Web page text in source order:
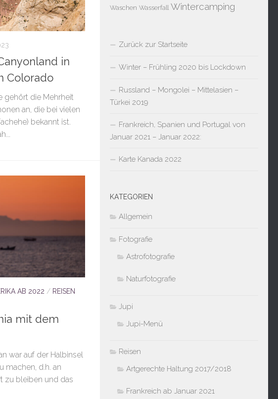
in
Colorado
gehört die Mehrheit
an, die bei vielen
bekannt ist.
AB 2022 / REISEN
mit dem
war auf der Halbinsel
machen, d.h. an
zu bleiben und das
Waschen Wasserfall Wintercamping
Zurück zur Startseite
Winter – Frühling 2020 bis Lockdown
Russland – Mongolei – Mittelasien –
Türkei 2019
Frankreich, Spanien und Portugal von
Januar 2021 – Januar 2022:
Karte Kanada 2022
KATEGORIEN
Allgemein
Fotografie
Astrofotografie
Naturfotografie
Jupi
Jupi-Menü
Reisen
Artgerechte Haltung 2017/2018
Frankreich ab Januar 2021